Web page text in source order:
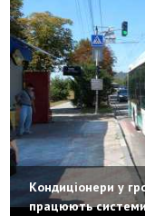
Кондиціонери у
працюють